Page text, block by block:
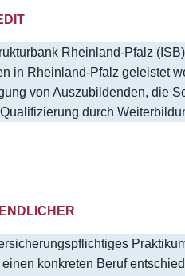
Rheinland-Pfalz
in Rheinland-Pfalz geleistet
von Auszubildenden, die
durch
konkreten Beruf